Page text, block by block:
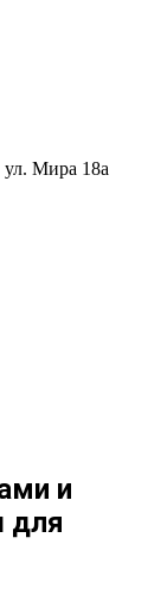
ул. Мира 18а
и
для